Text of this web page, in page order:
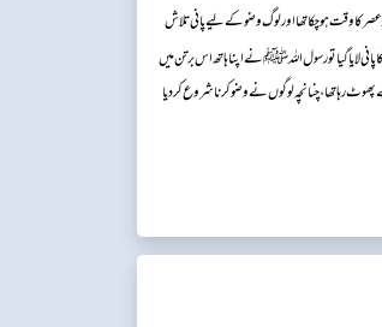
وقت ہوچکا تھا اور لوگ وضو کے لیے پانی تلاش
لایا گیا تو رسول اللہ ﷺ نے اپنا ہاتھ اس برتن میں
رہا تھا، چنانچہ لوگوں نے وضو کرنا شروع کردیا